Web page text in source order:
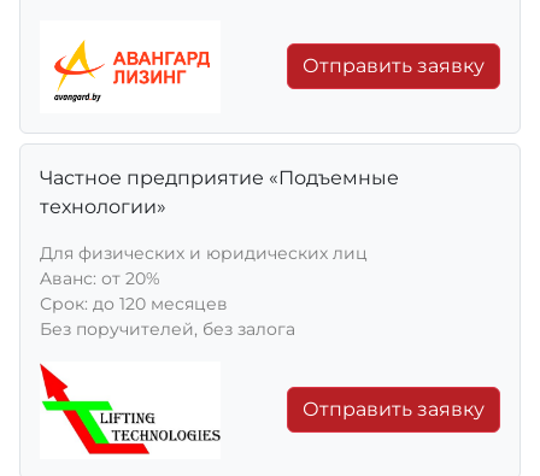
Отправить заявку
Частное предприятие «Подъемные
технологии»
Для физических и юридических лиц
Aванс: от 20%
Срок: до 120 месяцев
Без поручителей, без залога
Отправить заявку